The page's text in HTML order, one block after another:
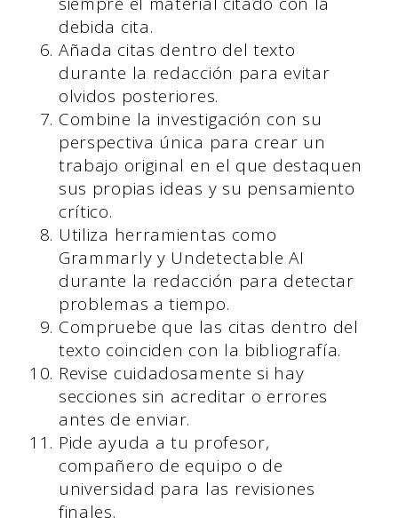
debida cita.
Añada citas dentro del texto
durante la redacción para evitar
olvidos posteriores.
Combine la investigación con su
perspectiva única para crear un
trabajo original en el que destaquen
sus propias ideas y su pensamiento
crítico.
Utiliza herramientas como
Grammarly y Undetectable AI
durante la redacción para detectar
problemas a tiempo.
Compruebe que las citas dentro del
texto coinciden con la bibliografía.
Revise cuidadosamente si hay
secciones sin acreditar o errores
antes de enviar.
Pide ayuda a tu profesor,
compañero de equipo o de
universidad para las revisiones
finales.